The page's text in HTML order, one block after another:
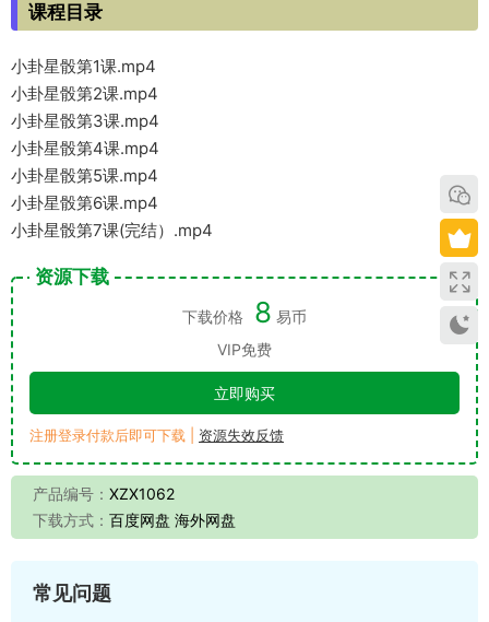
课程目录
小卦星骰第1课.mp4
小卦星骰第2课.mp4
小卦星骰第3课.mp4
小卦星骰第4课.mp4
小卦星骰第5课.mp4
小卦星骰第6课.mp4
小卦星骰第7课(完结）.mp4
资源下载
下载价格 8 易币
VIP免费
立即购买
注册登录付款后即可下载 | 资源失效反馈
产品编号： XZX1062
下载方式： 百度网盘 海外网盘
常见问题